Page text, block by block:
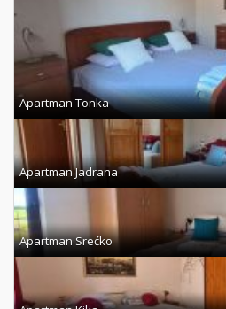
Apartman Tonka
Apartman Jadrana
Apartman Srećko